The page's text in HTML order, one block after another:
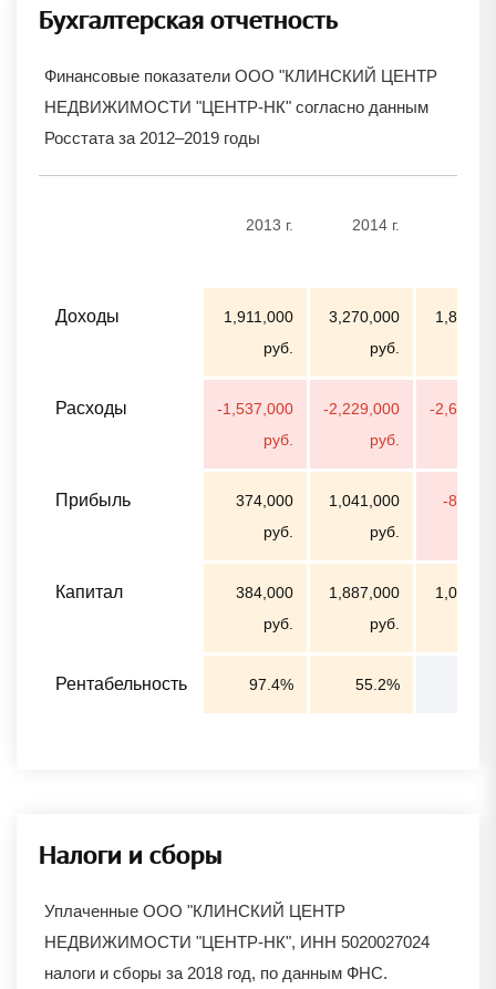
Бухгалтерская отчетность
Финансовые показатели ООО "КЛИНСКИЙ ЦЕНТР
НЕДВИЖИМОСТИ "ЦЕНТР-НК" согласно данным
Росстата за 2012–2019 годы
2013 г. 2014 г.
Доходы
1,911,000
руб.
3,270,000
руб.
Расходы
-1,537,000
руб.
-2,229,000
руб.
-
Прибыль
374,000
руб.
1,041,000
руб.
-
Капитал
384,000
руб.
1,887,000
руб.
Рентабельность 97.4% 55.2%
Налоги и сборы
Уплаченные ООО "КЛИНСКИЙ ЦЕНТР
НЕДВИЖИМОСТИ "ЦЕНТР-НК", ИНН 5020027024
налоги и сборы за 2018 год, по данным ФНС.